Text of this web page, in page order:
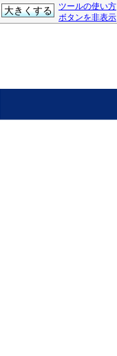
ツールの使い方
ボタンを非表示
大きくする